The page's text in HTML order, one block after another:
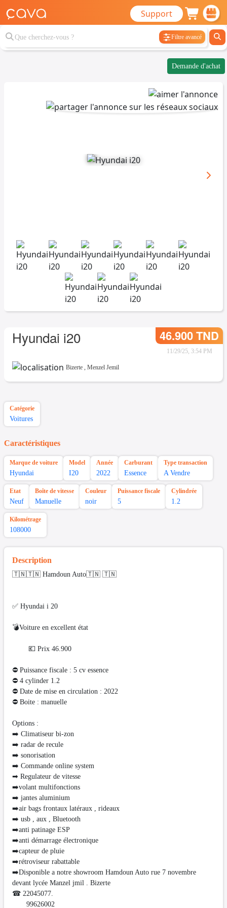
Support
Filtre avancé
Demande d'achat
Hyundai i20 46.900 TND
11/29/25, 3:54 PM
Bizerte , Menzel Jemil
Catégorie
Voitures
Caractéristiques
Marque de voiture
Hyundai
Model
I20
Année
2022
Carburant
Essence
Type transaction
A Vendre
Etat
Neuf
Boîte de vitesse
Manuelle
Couleur
noir
Puissance fiscale
5
Cylindrée
1.2
Kilométrage
108000
Description
🇹🇳🇹🇳 Hamdoun Auto🇹🇳 🇹🇳
✅ Hyundai i 20
💣Voiture en excellent état
💶 Prix 46.900
⛔ Puissance fiscale : 5 cv essence
⛔️ 4 cylinder 1.2
⛔ Date de mise en circulation : 2022
⛔ Boite : manuelle
Options :
➡️ Climatiseur bi-zon
➡️ radar de recule
➡️ sonorisation
➡️ Commande online system
➡ Regulateur de vitesse
➡️volant multifonctions
➡️ jantes aluminium
➡️air bags frontaux latéraux , rideaux
➡️ usb , aux , Bluetooth
➡️anti patinage ESP
➡️anti démarrage électronique
➡️capteur de pluie
➡️rétroviseur rabattable
➡️Disponible a notre showroom Hamdoun Auto rue 7 novembre
devant lycée Manzel jmil . Bizerte
☎ 22045077.
99626002